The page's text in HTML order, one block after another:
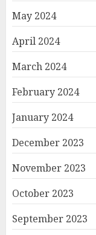
May 2024
April 2024
March 2024
February 2024
January 2024
December 2023
November 2023
October 2023
September 2023